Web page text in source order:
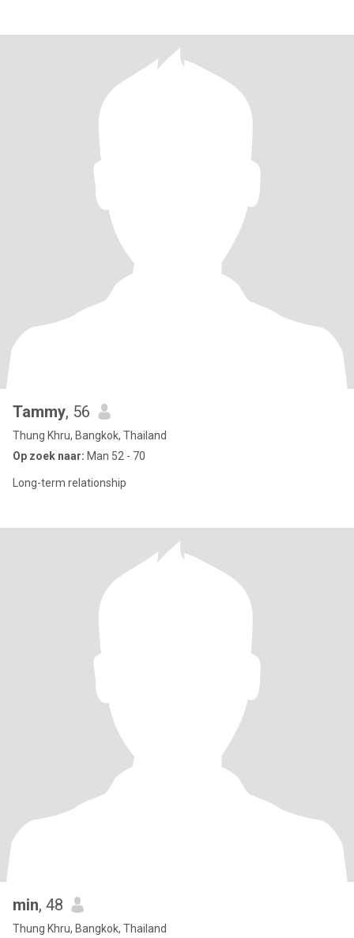
Tammy, 56
Thung Khru, Bangkok, Thailand
Op zoek naar: Man 52 - 70
Long-term relationship
min, 48
Thung Khru, Bangkok, Thailand